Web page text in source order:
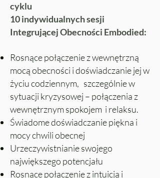
cyklu
10 indywidualnych sesji
Integrującej Obecności Embodied:
Rosnące połączenie z wewnętrzną
mocą obecności i doświadczanie jej w
życiu codziennym, szczególnie w
sytuacji kryzysowej – połączenia z
wewnętrznym spokojem i relaksu.
Świadome doświadczanie piękna i
mocy chwili obecnej
Urzeczywistnianie swojego
największego potencjału
Rosnące połączenie z intuicją i